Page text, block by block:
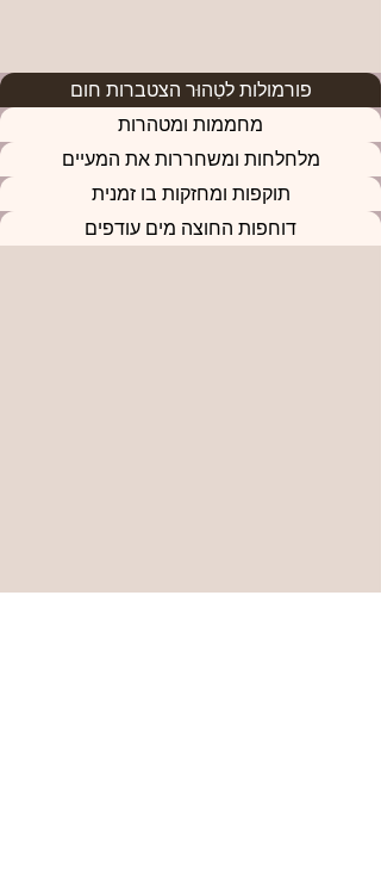
פורמולות לטִהוּר הצטברות חום
מחממות ומטהרות
מלחלחות ומשחררות את המעיים
תוקפות ומחזקות בו זמנית
דוחפות החוצה מים עודפים